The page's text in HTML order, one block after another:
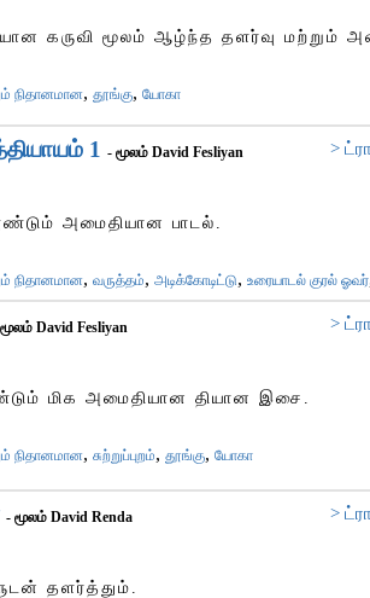
கருவி மூலம் ஆழ்ந்த தளர்வு மற்றும்
நிதானமான, தூங்கு, யோகா
1 - மூலம் David Fesliyan >
அமைதியான பாடல்.
நிதானமான, வருத்தம், அடிக்கோடிட்டு, உரையாடல் குரல் ஓவர்
David Fesliyan >
மிக அமைதியான தியான இசை.
நிதானமான, சுற்றுப்புறம், தூங்கு, யோகா
- மூலம் David Renda >
தளர்த்தும்.